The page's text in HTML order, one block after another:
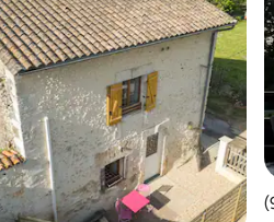
99 ביקורות